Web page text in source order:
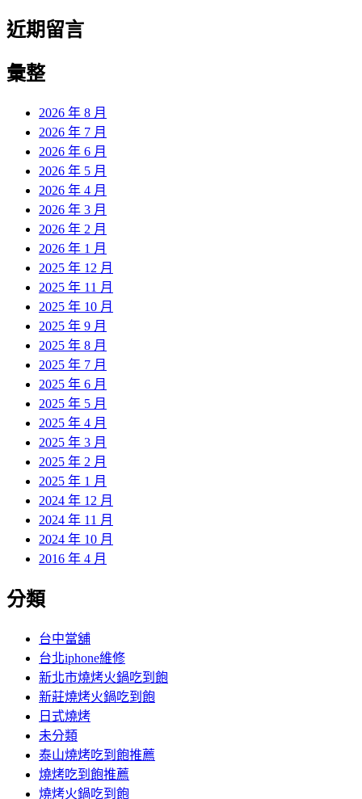
近期留言
彙整
2026 年 8 月
2026 年 7 月
2026 年 6 月
2026 年 5 月
2026 年 4 月
2026 年 3 月
2026 年 2 月
2026 年 1 月
2025 年 12 月
2025 年 11 月
2025 年 10 月
2025 年 9 月
2025 年 8 月
2025 年 7 月
2025 年 6 月
2025 年 5 月
2025 年 4 月
2025 年 3 月
2025 年 2 月
2025 年 1 月
2024 年 12 月
2024 年 11 月
2024 年 10 月
2016 年 4 月
分類
台中當舖
台北iphone維修
新北市燒烤火鍋吃到飽
新莊燒烤火鍋吃到飽
日式燒烤
未分類
泰山燒烤吃到飽推薦
燒烤吃到飽推薦
燒烤火鍋吃到飽